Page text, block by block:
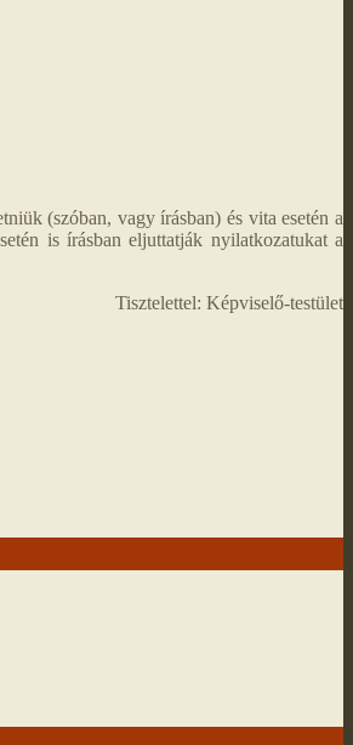
(szóban, vagy írásban) és vita esetén a
is írásban eljuttatják nyilatkozatukat a
Tisztelettel: Képviselő-testület